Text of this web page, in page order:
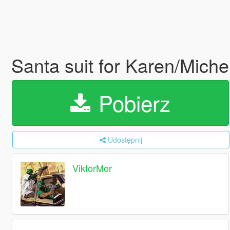
Santa suit for Karen/
Pobierz
Udostępnij
ViktorMor